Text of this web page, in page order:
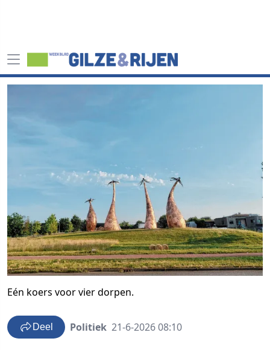
Eén koers voor vier dorpen.
Deel Politiek 21-6-2026 08:10